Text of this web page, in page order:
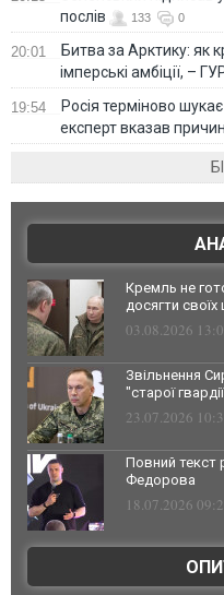
послів
133 0
20:01
Битва за Арктику: як
імперські амбіції, –
19:54
Росія терміново
експерт вказав
Кремль не
досягти
03.08.2026
Звільнення
"старої
23.07.2026
Повний текст
Федорова
18.07.2026